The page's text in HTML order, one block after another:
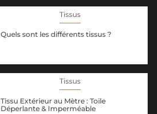
Tissus
Quels sont les différents tissus ?
Tissus
Tissu Extérieur au Mètre : Toile
Déperlante & Imperméable